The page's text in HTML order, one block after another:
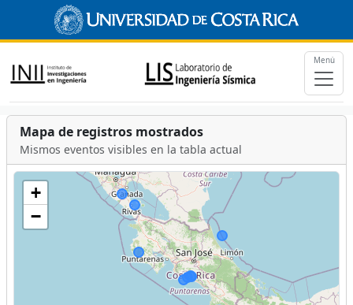
Menú
Mapa de registros mostrados
Mismos eventos visibles en la tabla actual
+
−